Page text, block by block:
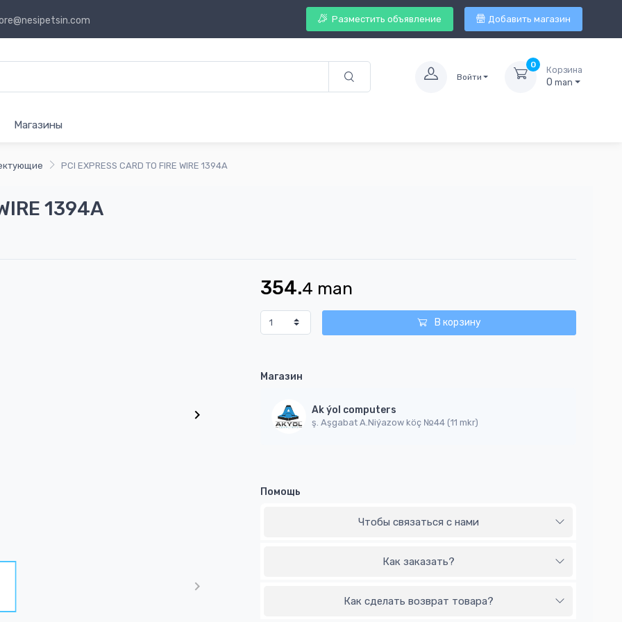
Разместить объявление Добавить магазин
Войти
0
Корзина
0 man
Магазины
PCI EXPRESS CARD TO FIRE WIRE 1394A
1394A
354.4 man
В корзину
Магазин
Ak ýol computers
ş. Aşgabat A.Niýazow köç №44 (11 mkr)
Помощь
Чтобы связаться с нами
Как заказать?
Как сделать возврат товара?